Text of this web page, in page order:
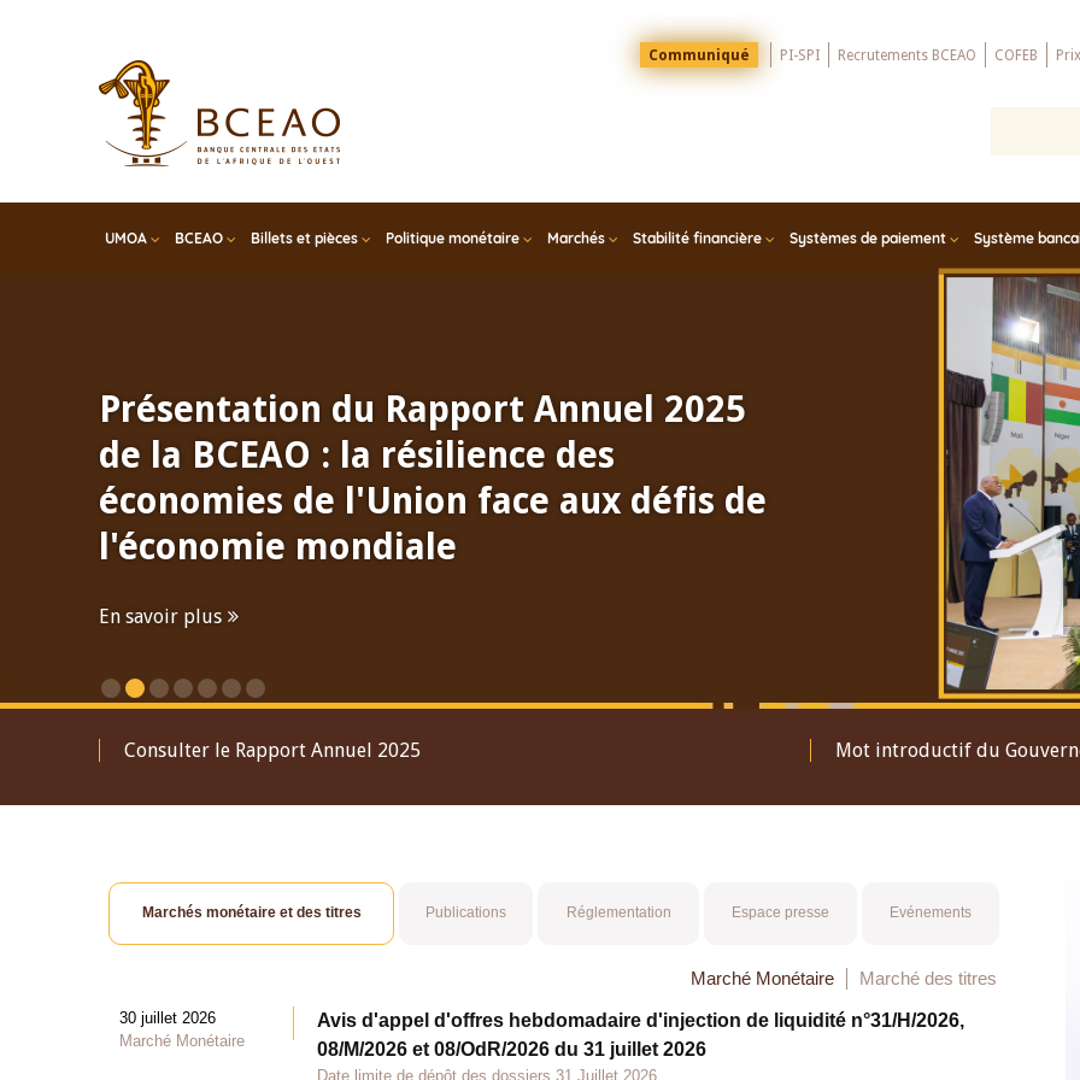
Menu
Top
Communiqué PI-SPI Recrutements BCEAO COFEB
UMOA BCEAO Billets et pièces Politique monétaire Marchés Stabilité financière Systèmes de paiement Système
Présentation du Rapport Annuel 2025
de la BCEAO : la résilience des
économies de l'Union face aux défis de
l'économie mondiale
En savoir plus
Consulter le Rapport Annuel 2025 Mot introductif du
Marchés monétaire et des titres Publications Réglementation Espace presse Evénements
Marché Monétaire Marché des titres
30 juillet 2026
Marché Monétaire
Avis d'appel d'offres hebdomadaire d'injection de liquidité n°31/H/2026,
08/M/2026 et 08/OdR/2026 du 31 juillet 2026
Date limite de dépôt des dossiers 31 Juillet 2026